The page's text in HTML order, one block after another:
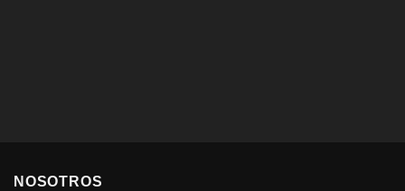
NOSOTROS